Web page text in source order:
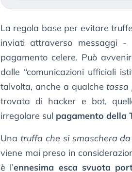
La regola base per evitare
inviati attraverso messaggi
pagamento celere. Può
dalle “comunicazioni ufficiali
talvolta, anche a qualchetassa
trovata di hacker e bot,
irregolare sul pagamento della
Una truffa che si smaschera
viene mai preso in
è l’ennesima esca svuota